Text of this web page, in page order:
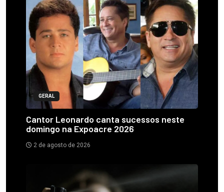
GERAL
Cantor Leonardo canta sucessos neste
domingo na Expoacre 2026
2 de agosto de 2026